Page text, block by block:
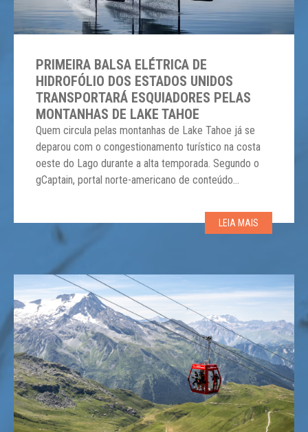
PRIMEIRA BALSA ELÉTRICA DE
HIDROFÓLIO DOS ESTADOS UNIDOS
TRANSPORTARÁ ESQUIADORES PELAS
MONTANHAS DE LAKE TAHOE
Quem circula pelas montanhas de Lake Tahoe já se
deparou com o congestionamento turístico na costa
oeste do Lago durante a alta temporada. Segundo o
gCaptain, portal norte-americano de conteúdo
América está prestes a navegar pelas águas cristalinas
de Lake Tahoe, prometendo transformar o transporte
para os 15 […]
LEIA MAIS